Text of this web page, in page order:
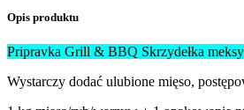
Opis produktu
Pripravka Grill & BBQ Skrzydełka
Wystarczy dodać ulubione mięso,